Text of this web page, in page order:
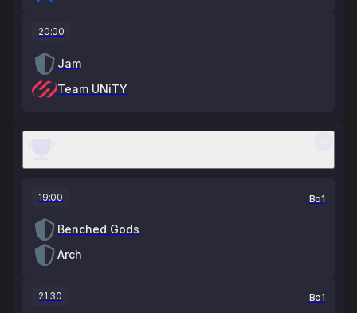
20:00
Jam
Team UNiTY
19:00 Bo1
Benched Gods
Arch
21:30 Bo1